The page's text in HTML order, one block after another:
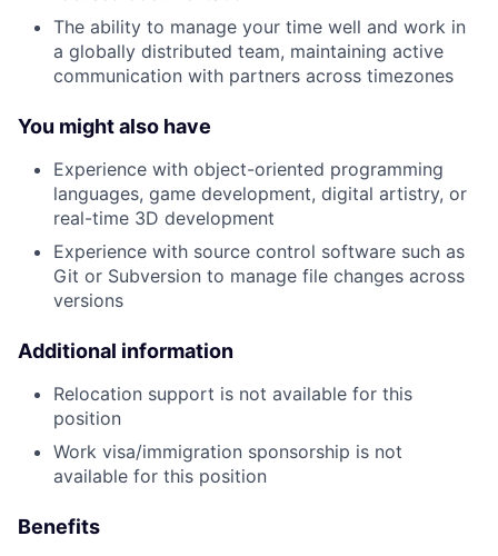
The ability to manage your time well and work in
a globally distributed team, maintaining active
communication with partners across timezones
You might also have
Experience with object-oriented programming
languages, game development, digital artistry, or
real-time 3D development
Experience with source control software such as
Git or Subversion to manage file changes across
versions
Additional information
Relocation support is not available for this
position
Work visa/immigration sponsorship is not
available for this position
Benefits